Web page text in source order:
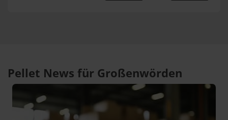
Pellet News für Großenwörden